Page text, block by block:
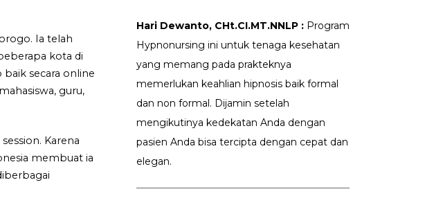
Ia telah
kota di
secara online
guru,
Karena
membuat ia
Hari Dewanto, CHt.CI.MT.NNLP : Program
Hypnonursing ini untuk tenaga kesehatan
yang memang pada prakteknya
memerlukan keahlian hipnosis baik formal
dan non formal. Dijamin setelah
mengikutinya kedekatan Anda dengan
pasien Anda bisa tercipta dengan cepat dan
elegan.